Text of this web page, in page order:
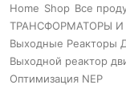
Home Shop Все
ТРАНСФОРМАТОРЫ И
Выходные Реакторы
Выходной реактор
Оптимизация NEP